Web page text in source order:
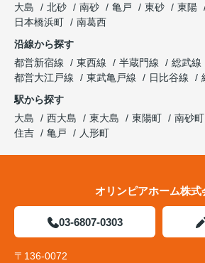
大島
北砂 南砂 亀戸 東砂 東陽
日本橋浜町
南葛西
沿線から探す
都営新宿線
東西線 半蔵門線 総武線
都営大江戸線
東武亀戸線 日比谷線
駅から探す
大島
西大島 東大島 東陽町 南砂町
住吉
亀戸 人形町
オリンピアホーム株式
03-6807-0303
〒136-0072